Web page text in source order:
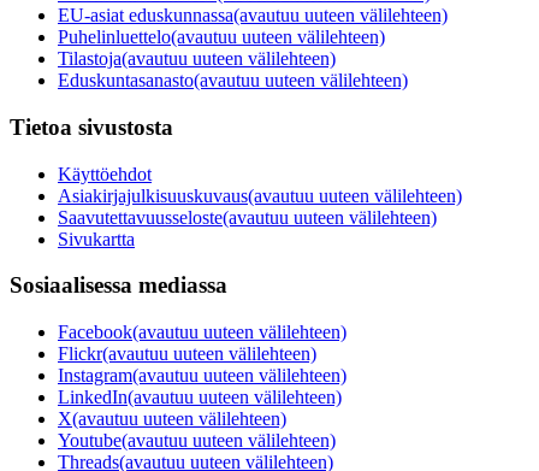
EU-asiat eduskunnassa(avautuu uuteen välilehteen)
Puhelinluettelo(avautuu uuteen välilehteen)
Tilastoja(avautuu uuteen välilehteen)
Eduskuntasanasto(avautuu uuteen välilehteen)
Tietoa sivustosta
Käyttöehdot
Asiakirjajulkisuuskuvaus(avautuu uuteen välilehteen)
Saavutettavuusseloste(avautuu uuteen välilehteen)
Sivukartta
Sosiaalisessa mediassa
Facebook(avautuu uuteen välilehteen)
Flickr(avautuu uuteen välilehteen)
Instagram(avautuu uuteen välilehteen)
LinkedIn(avautuu uuteen välilehteen)
X(avautuu uuteen välilehteen)
Youtube(avautuu uuteen välilehteen)
Threads(avautuu uuteen välilehteen)